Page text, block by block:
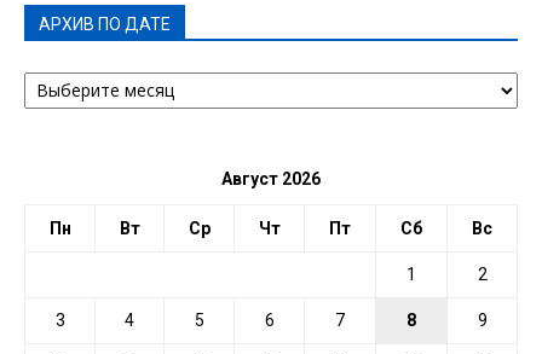
АРХИВ ПО ДАТЕ
АРХИВ
ПО
Август 2026
Пн Вт Ср Чт Пт Сб Вс
1 2
3 4 5 6 7 8 9